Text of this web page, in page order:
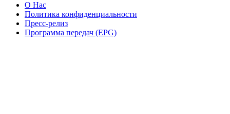
О Нас
Политика конфиденциальности
Пресс-релиз
Программа передач (EPG)